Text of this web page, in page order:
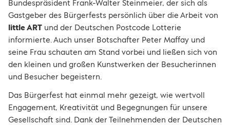
Bundespräsident Frank-Walter Steinmeier, der sich als
Gastgeber des Bürgerfests persönlich über die Arbeit von
little ART und der Deutschen Postcode Lotterie
informierte. Auch unser Botschafter Peter Maffay und
seine Frau schauten am Stand vorbei und ließen sich von
den kleinen und großen Kunstwerken der Besucherinnen
und Besucher begeistern.
Das Bürgerfest hat einmal mehr gezeigt, wie wertvoll
Engagement, Kreativität und Begegnungen für unsere
Gesellschaft sind. Dank der Teilnehmenden der Deutschen